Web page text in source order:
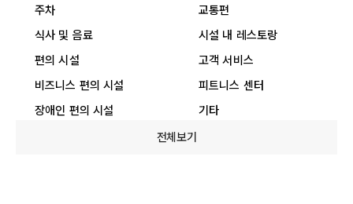
주차
교통편
식사 및 음료
시설 내 레스토랑
편의 시설
고객 서비스
비즈니스 편의 시설
피트니스 센터
장애인 편의 시설
기타
전체보기